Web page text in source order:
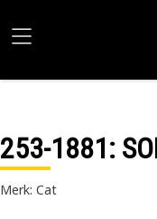
253-1881:
Merk: Cat